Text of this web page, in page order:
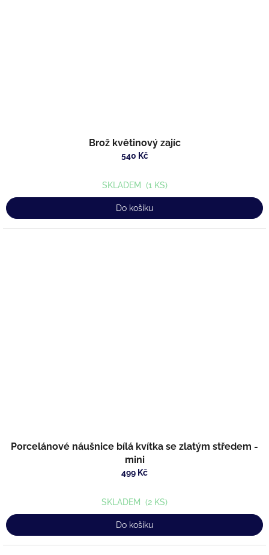
Brož květinový zajíc
540 Kč
SKLADEM (1 KS)
Do košíku
Porcelánové náušnice bílá kvítka se zlatým středem -
mini
499 Kč
SKLADEM (2 KS)
Do košíku